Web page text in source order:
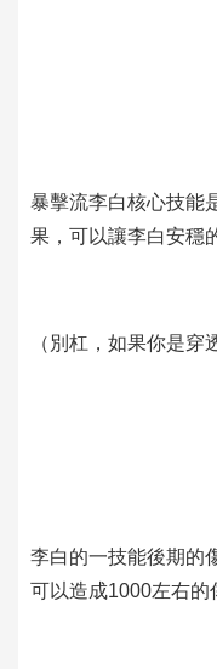
暴擊流李白核心技能
果，可以讓李白安穩
（別杠，如果你是穿
李白的一技能後期的
可以造成1000左右的